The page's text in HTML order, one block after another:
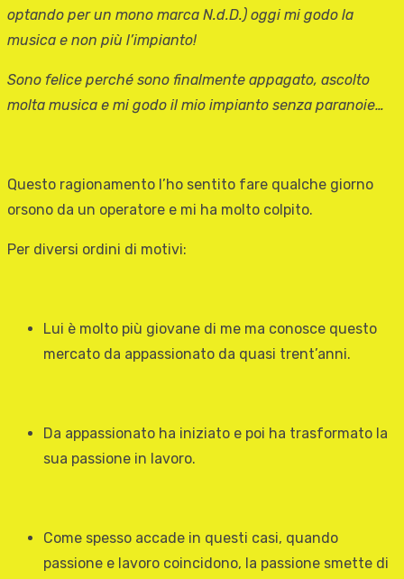
optando per un mono marca N.d.D.) oggi mi godo la
musica e non più l’impianto!
Sono felice perché sono finalmente appagato, ascolto
molta musica e mi godo il mio impianto senza paranoie…
Questo ragionamento l’ho sentito fare qualche giorno
orsono da un operatore e mi ha molto colpito.
Per diversi ordini di motivi:
Lui è molto più giovane di me ma conosce questo
mercato da appassionato da quasi trent’anni.
Da appassionato ha iniziato e poi ha trasformato la
sua passione in lavoro.
Come spesso accade in questi casi, quando
passione e lavoro coincidono, la passione smette di